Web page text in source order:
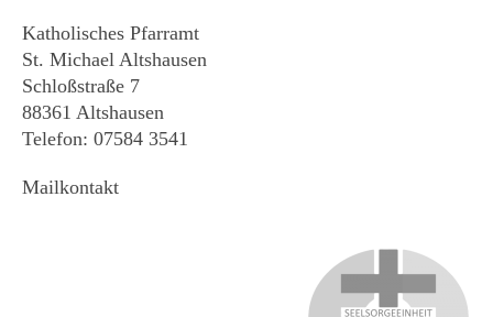
Katholisches Pfarramt
St. Michael Altshausen
Schloßstraße 7
88361 Altshausen
Telefon: 07584 3541
Mailkontakt